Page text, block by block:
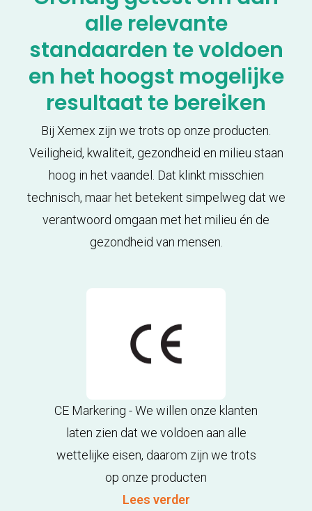
alle relevante
standaarden te voldoen
en het hoogst mogelijke
resultaat te bereiken
Bij Xemex zijn we trots op onze producten.
Veiligheid, kwaliteit, gezondheid en milieu staan
hoog in het vaandel. Dat klinkt misschien
technisch, maar het betekent simpelweg dat we
verantwoord omgaan met het milieu én de
gezondheid van mensen.
CE Markering - We willen onze klanten
laten zien dat we voldoen aan alle
wettelijke eisen, daarom zijn we trots
op onze producten
Lees verder